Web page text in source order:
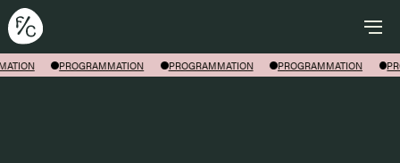
PROGRAMMATION PROGRAMMATION PROGRAMMATION
Rechercher